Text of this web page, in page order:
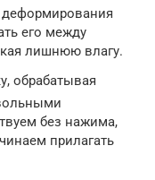
деформирования
его между
лишнюю влагу.
обрабатывая
без нажима,
прилагать